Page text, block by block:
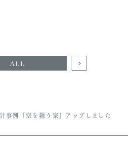
ALL
事例「空を纏う家」アップしました